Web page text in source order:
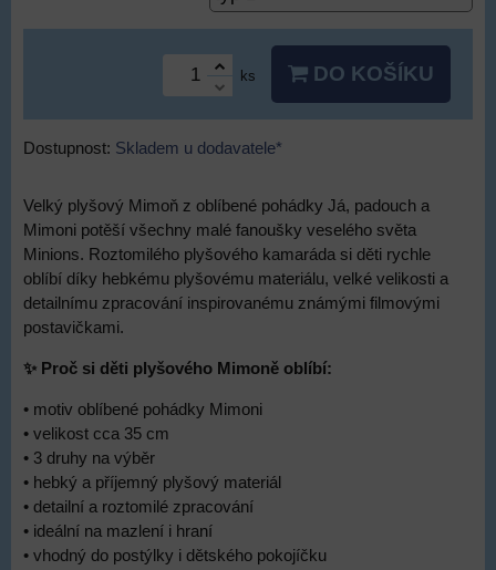
ks DO KOŠÍKU
Dostupnost: Skladem u dodavatele*
Velký plyšový Mimoň z oblíbené pohádky Já, padouch a
Mimoni potěší všechny malé fanoušky veselého světa
Minions. Roztomilého plyšového kamaráda si děti rychle
oblíbí díky hebkému plyšovému materiálu, velké velikosti a
detailnímu zpracování inspirovanému známými filmovými
postavičkami.
✨ Proč si děti plyšového Mimoně oblíbí:
• motiv oblíbené pohádky Mimoni
• velikost cca 35 cm
• 3 druhy na výběr
• hebký a příjemný plyšový materiál
• detailní a roztomilé zpracování
• ideální na mazlení i hraní
• vhodný do postýlky i dětského pokojíčku